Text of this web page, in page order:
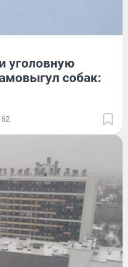
уголовную
собак: